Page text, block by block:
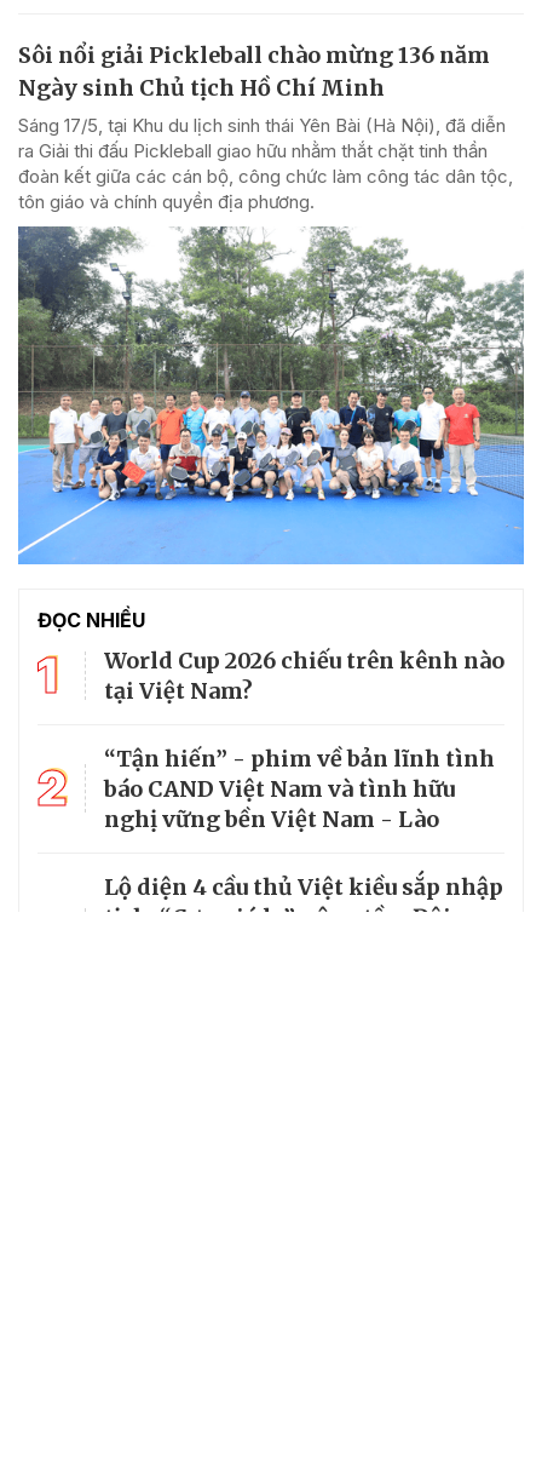
Sôi nổi giải Pickleball chào mừng 136 năm
Ngày sinh Chủ tịch Hồ Chí Minh
Sáng 17/5, tại Khu du lịch sinh thái Yên Bài (Hà Nội), đã diễn
ra Giải thi đấu Pickleball giao hữu nhằm thắt chặt tinh thần
đoàn kết giữa các cán bộ, công chức làm công tác dân tộc,
tôn giáo và chính quyền địa phương.
ĐỌC NHIỀU
1
World Cup 2026 chiếu trên kênh nào
tại Việt Nam?
2
“Tận hiến” - phim về bản lĩnh tình
báo CAND Việt Nam và tình hữu
nghị vững bền Việt Nam - Lào
Lộ diện 4 cầu thủ Việt kiều sắp nhập
tịch: “Cơn gió lạ” nâng tầm Đội